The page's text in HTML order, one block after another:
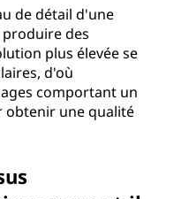
de détail d'une
des
plus élevée se
d'où
comportant un
obtenir une qualité